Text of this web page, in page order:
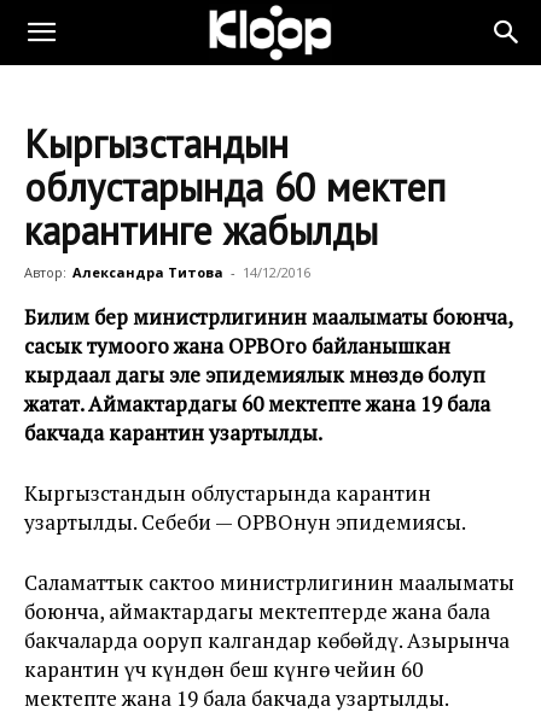
Кыргызстандын
облустарында 60 мектеп
карантинге жабылды
Автор: Александра Титова - 14/12/2016
Билим берүү министрлигинин маалыматы боюнча,
сасык тумоого жана ОРВОго байланышкан
кырдаал дагы эле эпидемиялык мүнөздө болуп
жатат. Аймактардагы 60 мектепте жана 19 бала
бакчада карантин узартылды.
Кыргызстандын облустарында карантин
узартылды. Себеби — ОРВОнун эпидемиясы.
Саламаттык сактоо министрлигинин маалыматы
боюнча, аймактардагы мектептерде жана бала
бакчаларда ооруп калгандар көбөйдү. Азырынча
карантин үч күндөн беш күнгө чейин 60
мектепте жана 19 бала бакчада узартылды.